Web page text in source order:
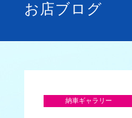
お店ブログ
納車ギャラリー